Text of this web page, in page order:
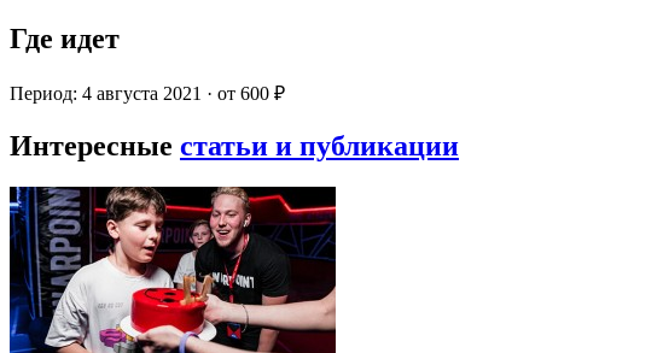
Где идет
Период: 4 августа 2021 · от 600 ₽
Интересные статьи и публикации